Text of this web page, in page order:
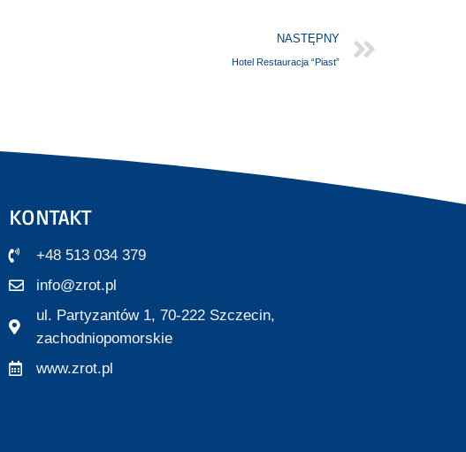
NASTĘPNY
Hotel Restauracja “Piast”
KONTAKT
+48 513 034 379
info@zrot.pl
ul. Partyzantów 1, 70-222 Szczecin,
zachodniopomorskie
www.zrot.pl